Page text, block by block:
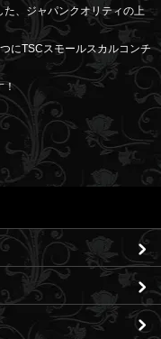
、ジャパンクオリティの上
にTSCスモールスカルコンチ
！